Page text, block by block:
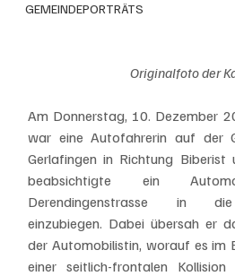
GEMEINDEPORTRÄTS
Originalfoto der
Am Donnerstag, 10. Dezember
war eine Autofahrerin auf der
Gerlafingen in Richtung Biberist
beabsichtigte ein
Derendingenstrasse in die
einzubiegen. Dabei übersah er
der Automobilistin, worauf es im
einer seitlich-frontalen